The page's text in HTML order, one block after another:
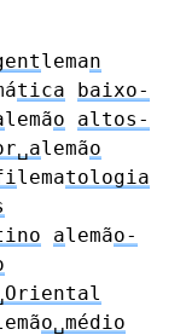
leman
tica
baixo-
lemão
altos-
lemão
lematologia
alemão-
o␣médio